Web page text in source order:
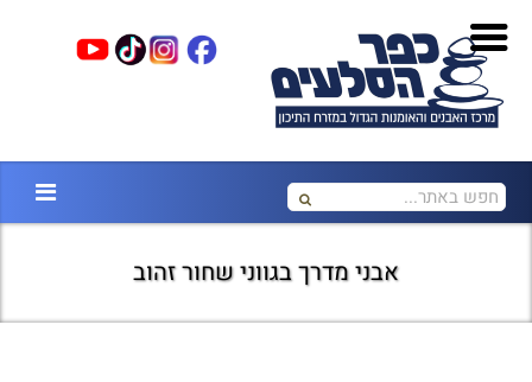
אבני מדרך בגווני שחור זהוב